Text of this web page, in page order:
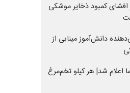
کمبود ذخایر موشکی
دانش‌آموز مینابی از
اعلام شد| هر کیلو تخم‌مرغ